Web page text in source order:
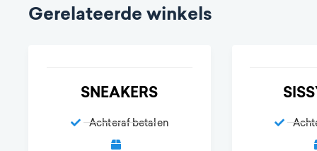
Gerelateerde winkels
SNEAKERS
Achteraf betalen